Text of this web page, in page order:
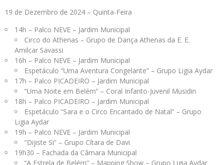
19 de Dezembro de 2024 – Quinta-Feira
14h – Palco NEVE – Jardim Municipal
Circo do Athenas – Grupo de Dança Athenas da E. E.
Amilcar Savassi
16h – Palco NEVE – Jardim Municipal
Espetáculo “Uma Aventura Congelante” – Grupo Ligia Aydar
17h – Palco PICADEIRO – Jardim Municipal
“Uma Noite em Belém” – Coral Infanto-Juvenil Musidin
18h – Palco PICADEIRO – Jardim Municipal
Espetáculo “Sara e o Circo Encantado de Natal” – Grupo
Ligia Aydar
19h – Palco NEVE – Jardim Municipal
“Dijiste Si” – Grupo Cítara de Davi
19h30 – Fachada da Câmara Municipal
“A Estrela de Belém” – Mapping Show – Grupo Ligia Aydar